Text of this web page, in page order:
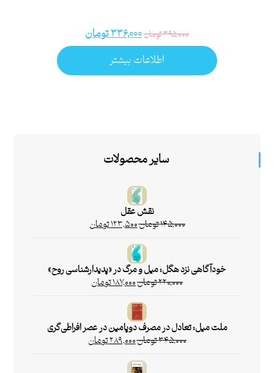
۳۹۵,۰۰۰تومان۳۳۶,۰۰۰تومان
اطلاعات بیشتر
سایر محصولات
نقش عقل
۱۴۵,۰۰۰تومان۱۲۳,۵۰۰تومان
خودآگاهی نزد هگل: میل و مرگ در «پدیدارشناسی روح»
۲۲۰,۰۰۰تومان۱۸۷,۰۰۰تومان
ملت میل: تعادل در مصرف دوپامین در عصر افراطی‌گری
۳۴۵,۰۰۰تومان۲۸۹,۰۰۰تومان